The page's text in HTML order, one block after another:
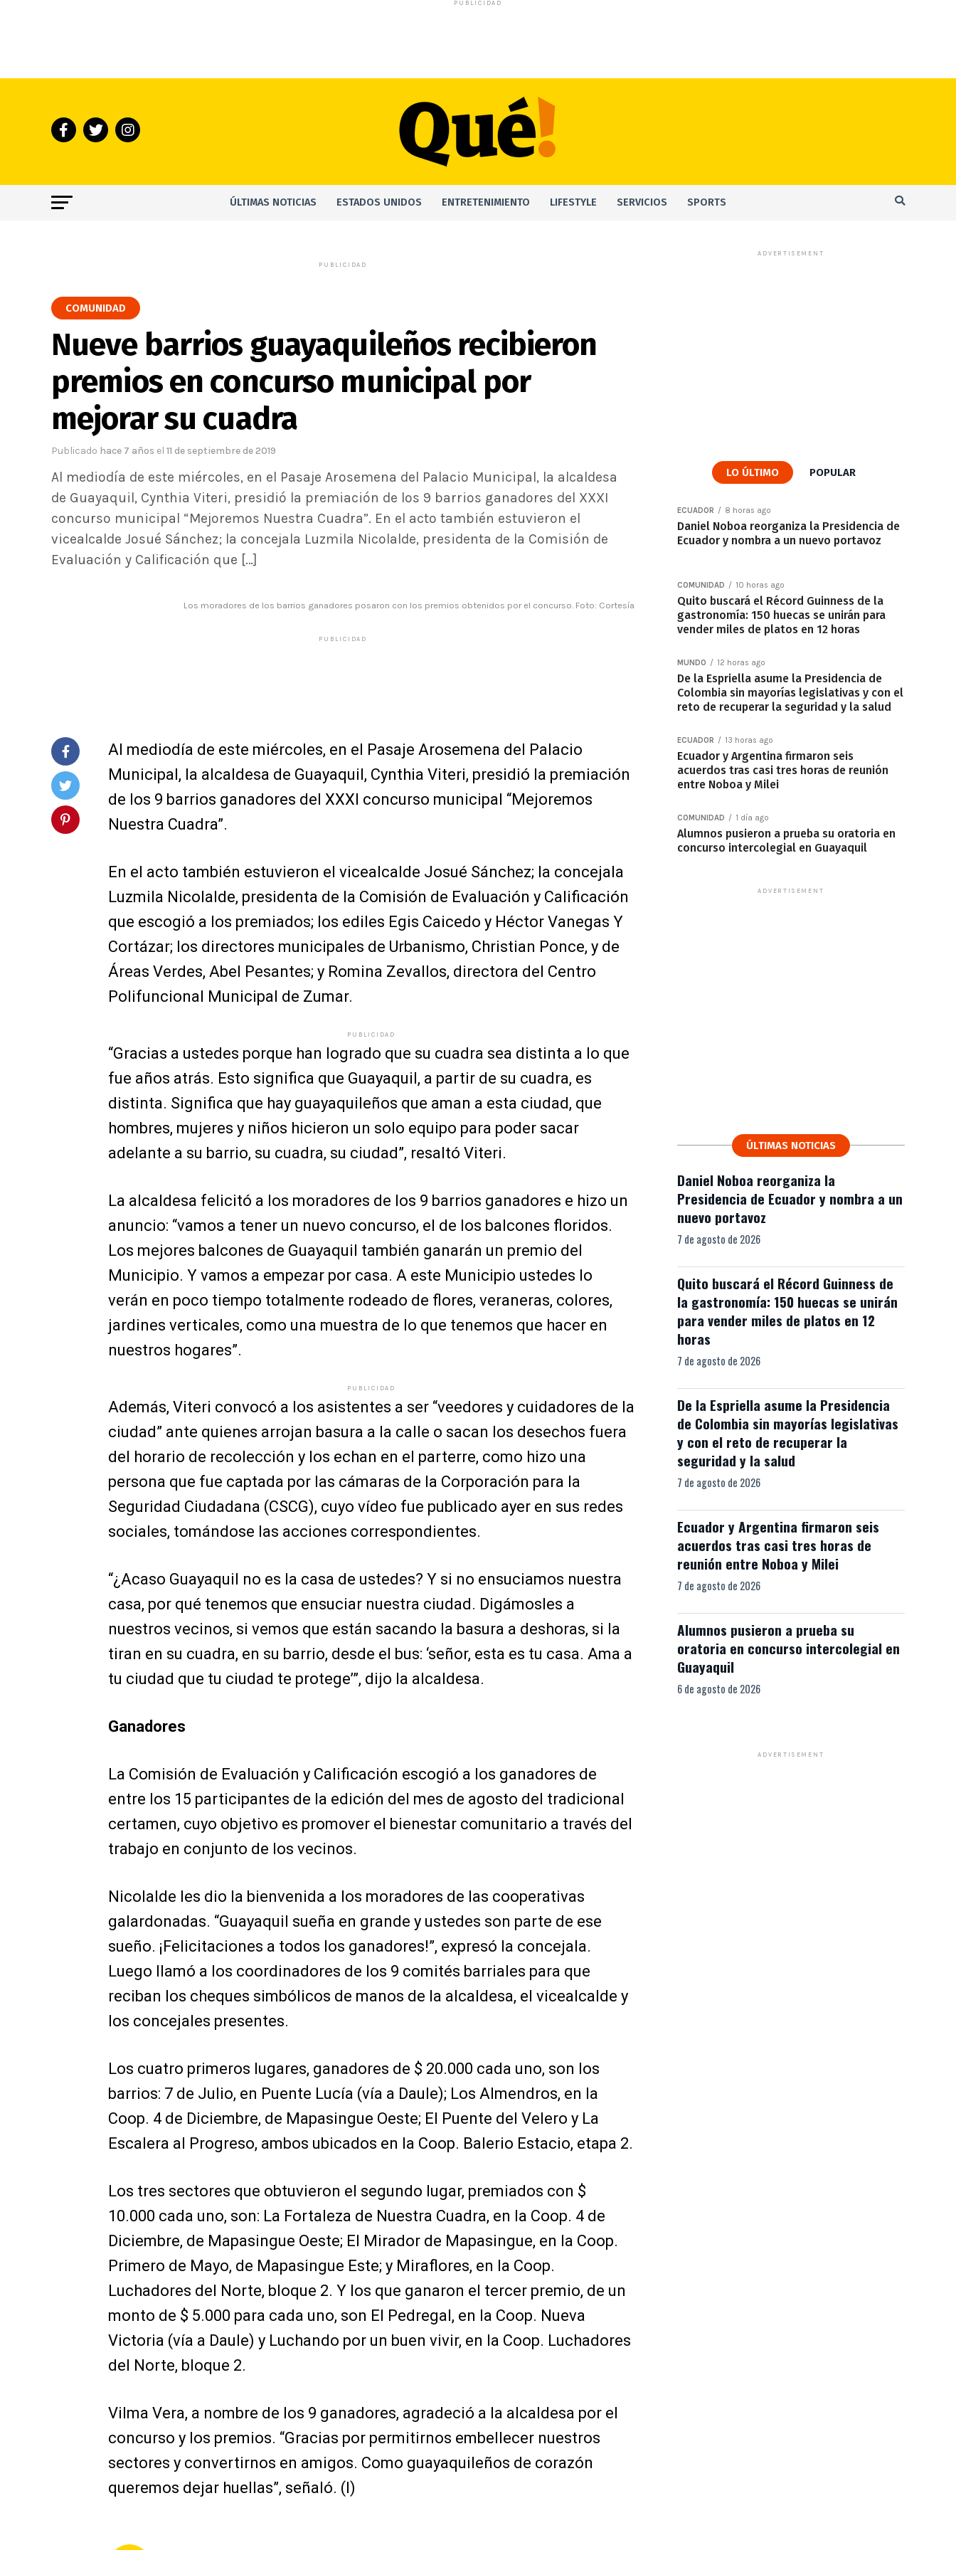
PUBLICIDAD
ÚLTIMAS NOTICIAS ESTADOS UNIDOS ENTRETENIMIENTO LIFESTYLE SERVICIOS SPORTS
PUBLICIDAD
COMUNIDAD
Nueve barrios guayaquileños recibieron
premios en concurso municipal por
mejorar su cuadra
Publicado hace 7 años el 11 de septiembre de 2019
Al mediodía de este miércoles, en el Pasaje Arosemena del Palacio Municipal, la alcaldesa
de Guayaquil, Cynthia Viteri, presidió la premiación de los 9 barrios ganadores del XXXI
concurso municipal “Mejoremos Nuestra Cuadra”. En el acto también estuvieron el
vicealcalde Josué Sánchez; la concejala Luzmila Nicolalde, presidenta de la Comisión de
Evaluación y Calificación que […]
Los moradores de los barrios ganadores posaron con los premios obtenidos por el concurso. Foto: Cortesía
PUBLICIDAD
Al mediodía de este miércoles, en el Pasaje Arosemena del Palacio
Municipal, la alcaldesa de Guayaquil, Cynthia Viteri, presidió la premiación
de los 9 barrios ganadores del XXXI concurso municipal “Mejoremos
Nuestra Cuadra”.
En el acto también estuvieron el vicealcalde Josué Sánchez; la concejala
Luzmila Nicolalde, presidenta de la Comisión de Evaluación y Calificación
que escogió a los premiados; los ediles Egis Caicedo y Héctor Vanegas Y
Cortázar; los directores municipales de Urbanismo, Christian Ponce, y de
Áreas Verdes, Abel Pesantes; y Romina Zevallos, directora del Centro
Polifuncional Municipal de Zumar.
PUBLICIDAD
“Gracias a ustedes porque han logrado que su cuadra sea distinta a lo que
fue años atrás. Esto significa que Guayaquil, a partir de su cuadra, es
distinta. Significa que hay guayaquileños que aman a esta ciudad, que
hombres, mujeres y niños hicieron un solo equipo para poder sacar
adelante a su barrio, su cuadra, su ciudad”, resaltó Viteri.
La alcaldesa felicitó a los moradores de los 9 barrios ganadores e hizo un
anuncio: “vamos a tener un nuevo concurso, el de los balcones floridos.
Los mejores balcones de Guayaquil también ganarán un premio del
Municipio. Y vamos a empezar por casa. A este Municipio ustedes lo
verán en poco tiempo totalmente rodeado de flores, veraneras, colores,
jardines verticales, como una muestra de lo que tenemos que hacer en
nuestros hogares”.
PUBLICIDAD
Además, Viteri convocó a los asistentes a ser “veedores y cuidadores de la
ciudad” ante quienes arrojan basura a la calle o sacan los desechos fuera
del horario de recolección y los echan en el parterre, como hizo una
persona que fue captada por las cámaras de la Corporación para la
Seguridad Ciudadana (CSCG), cuyo vídeo fue publicado ayer en sus redes
sociales, tomándose las acciones correspondientes.
“¿Acaso Guayaquil no es la casa de ustedes? Y si no ensuciamos nuestra
casa, por qué tenemos que ensuciar nuestra ciudad. Digámosles a
nuestros vecinos, si vemos que están sacando la basura a deshoras, si la
tiran en su cuadra, en su barrio, desde el bus: ‘señor, esta es tu casa. Ama a
tu ciudad que tu ciudad te protege’”, dijo la alcaldesa.
Ganadores
La Comisión de Evaluación y Calificación escogió a los ganadores de
entre los 15 participantes de la edición del mes de agosto del tradicional
certamen, cuyo objetivo es promover el bienestar comunitario a través del
trabajo en conjunto de los vecinos.
Nicolalde les dio la bienvenida a los moradores de las cooperativas
galardonadas. “Guayaquil sueña en grande y ustedes son parte de ese
sueño. ¡Felicitaciones a todos los ganadores!”, expresó la concejala.
Luego llamó a los coordinadores de los 9 comités barriales para que
reciban los cheques simbólicos de manos de la alcaldesa, el vicealcalde y
los concejales presentes.
Los cuatro primeros lugares, ganadores de $ 20.000 cada uno, son los
barrios: 7 de Julio, en Puente Lucía (vía a Daule); Los Almendros, en la
Coop. 4 de Diciembre, de Mapasingue Oeste; El Puente del Velero y La
Escalera al Progreso, ambos ubicados en la Coop. Balerio Estacio, etapa 2.
Los tres sectores que obtuvieron el segundo lugar, premiados con $
10.000 cada uno, son: La Fortaleza de Nuestra Cuadra, en la Coop. 4 de
Diciembre, de Mapasingue Oeste; El Mirador de Mapasingue, en la Coop.
Primero de Mayo, de Mapasingue Este; y Miraflores, en la Coop.
Luchadores del Norte, bloque 2. Y los que ganaron el tercer premio, de un
monto de $ 5.000 para cada uno, son El Pedregal, en la Coop. Nueva
Victoria (vía a Daule) y Luchando por un buen vivir, en la Coop. Luchadores
del Norte, bloque 2.
Vilma Vera, a nombre de los 9 ganadores, agradeció a la alcaldesa por el
concurso y los premios. “Gracias por permitirnos embellecer nuestros
sectores y convertirnos en amigos. Como guayaquileños de corazón
queremos dejar huellas”, señaló. (I)
ADVERTISEMENT
LO ÚLTIMO POPULAR
ECUADOR 8 horas ago
Daniel Noboa reorganiza la Presidencia de
Ecuador y nombra a un nuevo portavoz
COMUNIDAD 10 horas ago
Quito buscará el Récord Guinness de la
gastronomía: 150 huecas se unirán para
vender miles de platos en 12 horas
MUNDO 12 horas ago
De la Espriella asume la Presidencia de
Colombia sin mayorías legislativas y con el
reto de recuperar la seguridad y la salud
ECUADOR 13 horas ago
Ecuador y Argentina firmaron seis
acuerdos tras casi tres horas de reunión
entre Noboa y Milei
COMUNIDAD 1 día ago
Alumnos pusieron a prueba su oratoria en
concurso intercolegial en Guayaquil
ADVERTISEMENT
ÚLTIMAS NOTICIAS
Daniel Noboa reorganiza la
Presidencia de Ecuador y nombra a un
nuevo portavoz
7 de agosto de 2026
Quito buscará el Récord Guinness de
la gastronomía: 150 huecas se unirán
para vender miles de platos en 12
horas
7 de agosto de 2026
De la Espriella asume la Presidencia
de Colombia sin mayorías legislativas
y con el reto de recuperar la
seguridad y la salud
7 de agosto de 2026
Ecuador y Argentina firmaron seis
acuerdos tras casi tres horas de
reunión entre Noboa y Milei
7 de agosto de 2026
Alumnos pusieron a prueba su
oratoria en concurso intercolegial en
Guayaquil
6 de agosto de 2026
ADVERTISEMENT